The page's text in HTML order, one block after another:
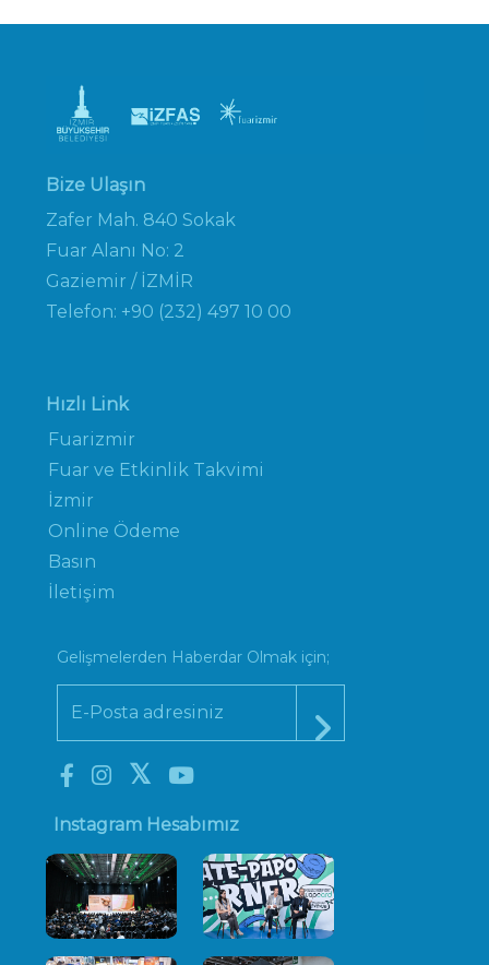
Bize Ulaşın
Zafer Mah. 840 Sokak
Fuar Alanı No: 2
Gaziemir / İZMİR
Telefon: +90 (232) 497 10 00
Hızlı Link
Fuarizmir
Fuar ve Etkinlik Takvimi
İzmir
Online Ödeme
Basın
İletişim
Gelişmelerden Haberdar Olmak için;
Instagram Hesabımız